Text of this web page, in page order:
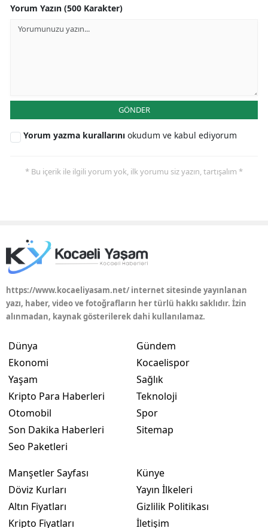
Yorum Yazın (500 Karakter)
GÖNDER
Yorum yazma kurallarını okudum ve kabul ediyorum
* Bu içerik ile ilgili yorum yok, ilk yorumu siz yazın, tartışalım *
https://www.kocaeliyasam.net/ internet sitesinde yayınlanan
yazı, haber, video ve fotoğrafların her türlü hakkı saklıdır. İzin
alınmadan, kaynak gösterilerek dahi kullanılamaz.
Dünya
Ekonomi
Yaşam
Kripto Para Haberleri
Otomobil
Son Dakika Haberleri
Seo Paketleri
Gündem
Kocaelispor
Sağlık
Teknoloji
Spor
Sitemap
Manşetler Sayfası
Döviz Kurları
Altın Fiyatları
Kripto Fiyatları
Künye
Yayın İlkeleri
Gizlilik Politikası
İletişim